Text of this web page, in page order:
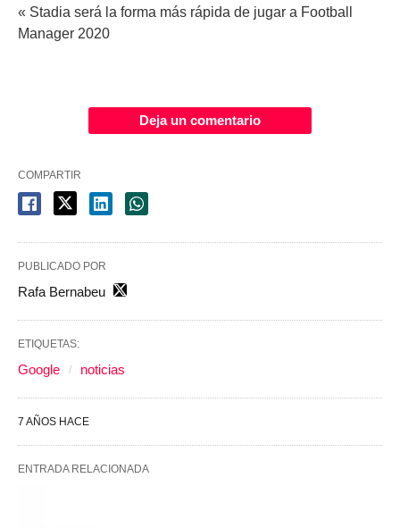
« Stadia será la forma más rápida de jugar a Football
Manager 2020
Deja un comentario
COMPARTIR
PUBLICADO POR
Rafa Bernabeu
ETIQUETAS:
Google noticias
7 AÑOS HACE
ENTRADA RELACIONADA